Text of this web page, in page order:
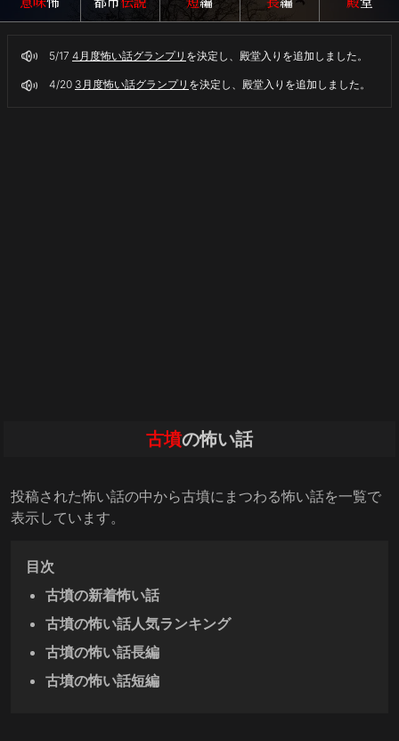
5/17 4月度怖い話グランプリ を決定し、殿堂入りを追加しました。
4/20 3月度怖い話グランプリ を決定し、殿堂入りを追加しました。
古墳の怖い話
投稿された怖い話の中から古墳にまつわる怖い話を一覧で
表示しています。
目次
古墳の新着怖い話
古墳の怖い話人気ランキング
古墳の怖い話長編
古墳の怖い話短編